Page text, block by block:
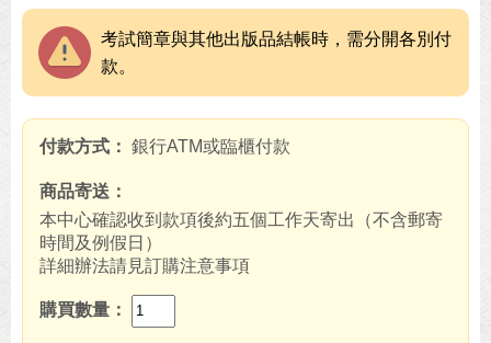
考試簡章與其他出版品結帳時，需分開各別付
款。
付款方式 銀行ATM或臨櫃付款
商品寄送
本中心確認收到款項後約五個工作天寄出（不含郵寄
時間及例假日）
詳細辦法請見訂購注意事項
購買數量